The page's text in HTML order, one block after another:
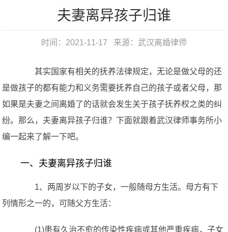
夫妻离异孩子归谁
时间：2021-11-17 来源： 武汉离婚律师
其实国家有相关的抚养法律规定，无论是做父母的还
是做孩子的都有能力和义务需要抚养自己的孩子或者父母，那
如果是夫妻之间离婚了的话就会发生关于孩子抚养权之类的纠
纷。那么，夫妻离异孩子归谁？下面就跟着武汉律师事务所小
编一起来了解一下吧。
一、夫妻离异孩子归谁
1、两周岁以下的子女，一般随母方生活。母方有下
列情形之一的，可随父方生活：
(1)患有久治不愈的传染性疾病或其他严重疾病，子女